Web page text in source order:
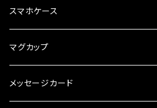
スマホケース
マグカップ
メッセージカード